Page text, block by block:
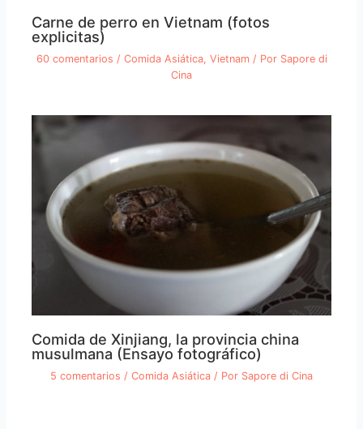
Carne de perro en Vietnam (fotos
explicitas)
60 comentarios / Comida Asiática, Vietnam / Por Sapore di
Cina
Comida de Xinjiang, la provincia china
musulmana (Ensayo fotográfico)
5 comentarios / Comida Asiática / Por Sapore di Cina